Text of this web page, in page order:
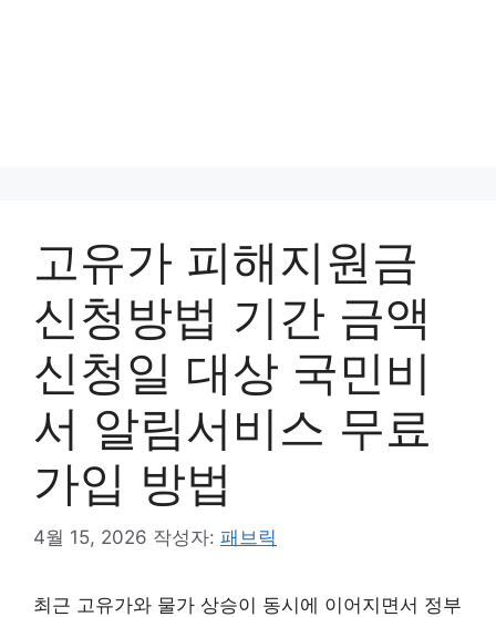
고유가 피해지원금
신청방법 기간 금액
신청일 대상 국민비
서 알림서비스 무료
가입 방법
4월 15, 2026 작성자: 패브릭
최근 고유가와 물가 상승이 동시에 이어지면서 정부